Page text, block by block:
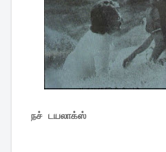
நச் டயலாக்ஸ்